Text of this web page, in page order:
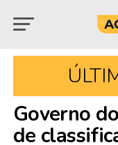
Governo
de